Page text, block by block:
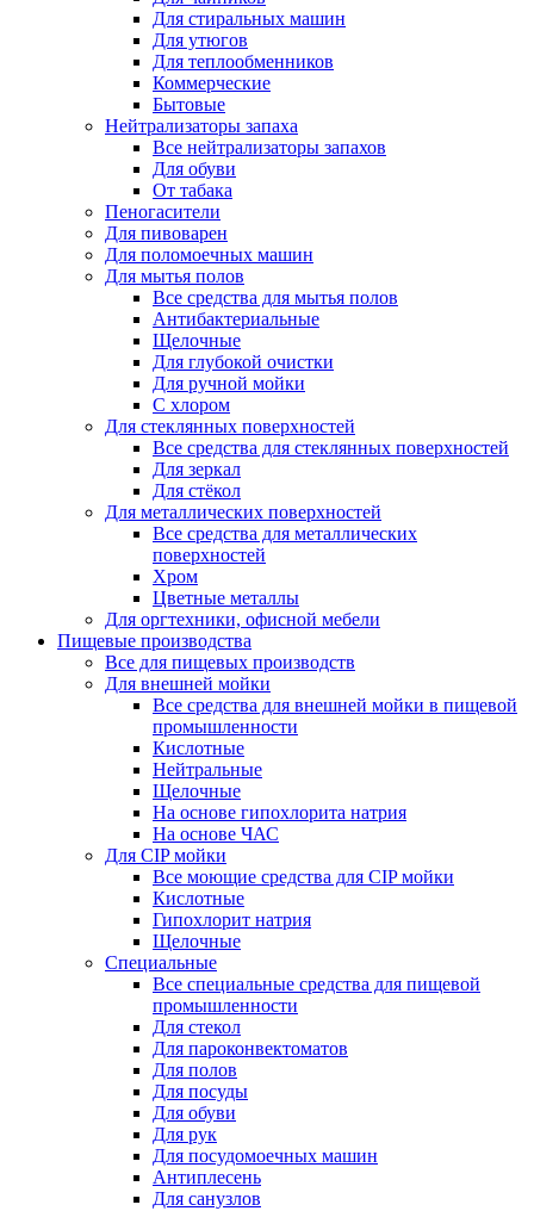
Для стиральных машин
Для утюгов
Для теплообменников
Коммерческие
Бытовые
Нейтрализаторы запаха
Все нейтрализаторы запахов
Для обуви
От табака
Пеногасители
Для пивоварен
Для поломоечных машин
Для мытья полов
Все средства для мытья полов
Антибактериальные
Щелочные
Для глубокой очистки
Для ручной мойки
С хлором
Для стеклянных поверхностей
Все средства для стеклянных поверхностей
Для зеркал
Для стёкол
Для металлических поверхностей
Все средства для металлических
поверхностей
Хром
Цветные металлы
Для оргтехники, офисной мебели
Пищевые производства
Все для пищевых производств
Для внешней мойки
Все средства для внешней мойки в пищевой
промышленности
Кислотные
Нейтральные
Щелочные
На основе гипохлорита натрия
На основе ЧАС
Для CIP мойки
Все моющие средства для CIP мойки
Кислотные
Гипохлорит натрия
Щелочные
Специальные
Все специальные средства для пищевой
промышленности
Для стекол
Для пароконвектоматов
Для полов
Для посуды
Для обуви
Для рук
Для посудомоечных машин
Антиплесень
Для санузлов